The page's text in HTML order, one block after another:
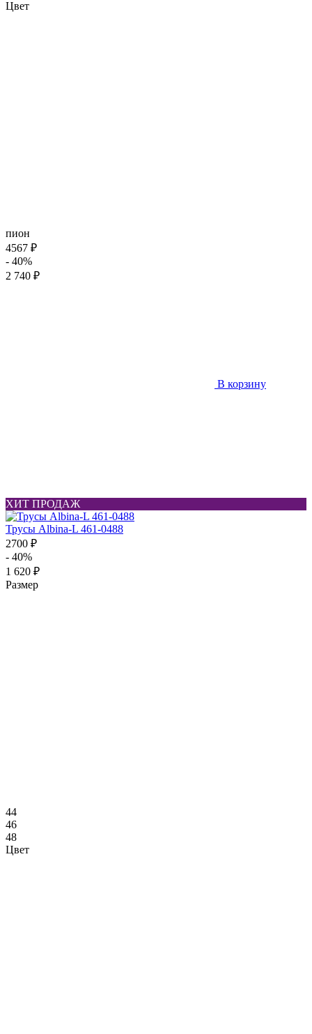
Цвет
пион
4567 ₽
- 40%
2 740 ₽
В корзину
ХИТ ПРОДАЖ
Трусы Albina-L 461-0488
2700 ₽
- 40%
1 620 ₽
Размер
44
46
48
Цвет